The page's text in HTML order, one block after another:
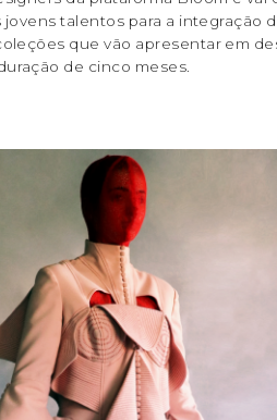
jovens talentos para a integração
que vão apresentar em
de cinco meses.